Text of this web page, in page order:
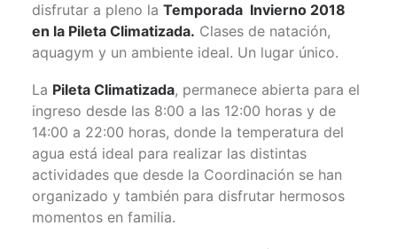
disfrutar a pleno la Temporada Invierno 2018
en la Pileta Climatizada. Clases de natación,
aquagym y un ambiente ideal. Un lugar único.
La Pileta Climatizada, permanece abierta para el
ingreso desde las 8:00 a las 12:00 horas y de
14:00 a 22:00 horas, donde la temperatura del
agua está ideal para realizar las distintas
actividades que desde la Coordinación se han
organizado y también para disfrutar hermosos
momentos en familia.